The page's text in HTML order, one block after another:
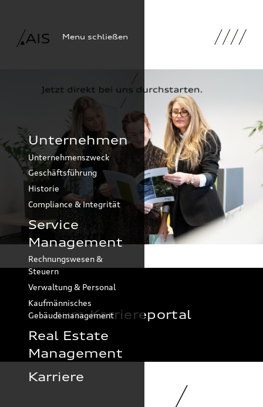
Menu schließen
Unternehmen
Unternehmenszweck
Geschäftsführung
Historie
Compliance & Integrität
Service
Management
Rechnungswesen &
Steuern
Verwaltung & Personal
Kaufmännisches
Gebäudemanagement
Real Estate
Management
Karriere
zum Karriereportal